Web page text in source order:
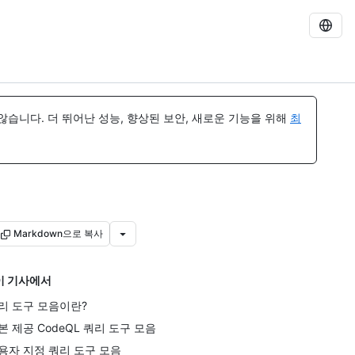
니다. 더 뛰어난 성능, 향상된 보안, 새로운 기능을 위해 최
Markdown으로 복사
기사에서
도구 모음이란?
제공 CodeQL 쿼리 도구 모음
자 지정 쿼리 도구 모음